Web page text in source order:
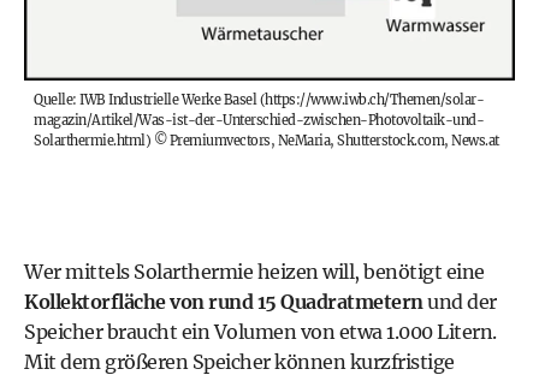
Quelle: IWB Industrielle Werke Basel (https://www.iwb.ch/Themen/solar-
magazin/Artikel/Was-ist-der-Unterschied-zwischen-Photovoltaik-und-
Solarthermie.html) ©Premiumvectors, NeMaria, Shutterstock.com, News.at
Wer mittels Solarthermie heizen will, benötigt eine
Kollektorfläche von rund 15 Quadratmeternund der
Speicher braucht ein Volumen von etwa 1.000 Litern.
Mit dem größeren Speicher können kurzfristige